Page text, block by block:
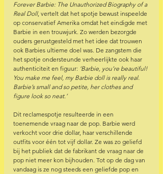
Forever Barbie: The Unauthorized Biography of a
Real Doll, vertelt dat het spotje bewust inspeelde
op conservatief Amerika omdat het eindigde met
Barbie in een trouwjurk. Zo werden bezorgde
ouders gerustgesteld met het idee dat trouwen
ook Barbies ultieme doel was. De zangstem die
het spotje ondersteunde verheerlijkte ook haar
authenticiteit en figuur: ‘Barbie, you’re beautiful!
You make me feel, my Barbie doll is really real.
Barbie’s small and so petite, her clothes and
figure look so neat.’
Dit reclamespotje resulteerde in een
toenemende vraag naar de pop. Barbie werd
verkocht voor drie dollar, haar verschillende
outfits voor één tot vijf dollar. Ze was zo geliefd
bij het publiek dat de fabrikant de vraag naar de
pop niet meer kon bijhouden. Tot op de dag van
vandaag is ze nog steeds een geliefde pop en